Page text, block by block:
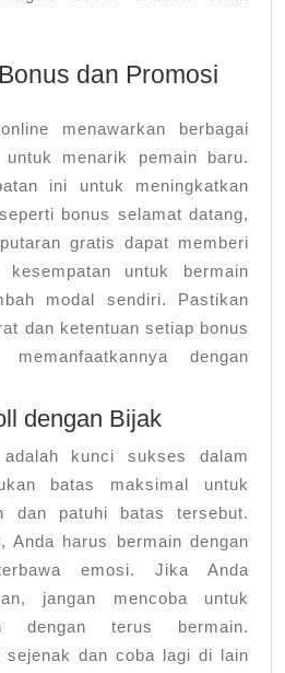
dan Promosi
menawarkan berbagai
menarik pemain baru.
ini untuk meningkatkan
bonus selamat datang,
gratis dapat memberi
untuk bermain
modal sendiri. Pastikan
dan ketentuan setiap bonus
dengan
dengan Bijak
kunci sukses dalam
batas maksimal untuk
dan patuhi batas tersebut.
Anda harus bermain dengan
emosi. Jika Anda
jangan mencoba untuk
dengan terus bermain.
sejenak dan coba lagi di lain